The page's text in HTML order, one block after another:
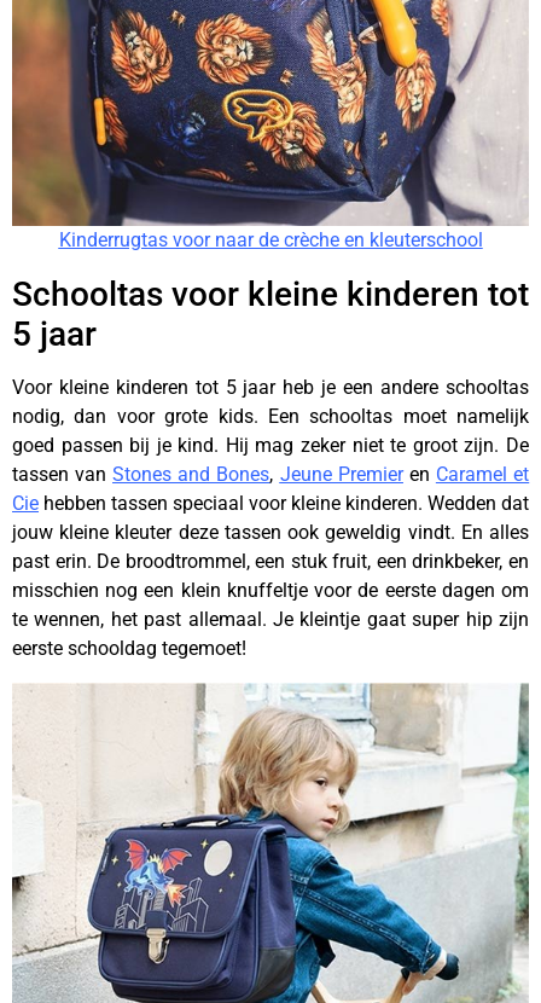
Kinderrugtas voor naar de crèche en kleuterschool
Schooltas voor kleine kinderen tot
5 jaar
Voor kleine kinderen tot 5 jaar heb je een andere schooltas
nodig, dan voor grote kids. Een schooltas moet namelijk
goed passen bij je kind. Hij mag zeker niet te groot zijn. De
tassen vanStones and Bones, Jeune Premieren Caramel et
Cie hebben tassen speciaal voor kleine kinderen. Wedden dat
jouw kleine kleuter deze tassen ook geweldig vindt. En alles
past erin. De broodtrommel, een stuk fruit, een drinkbeker, en
misschien nog een klein knuffeltje voor de eerste dagen om
te wennen, het past allemaal. Je kleintje gaat super hip zijn
eerste schooldag tegemoet!